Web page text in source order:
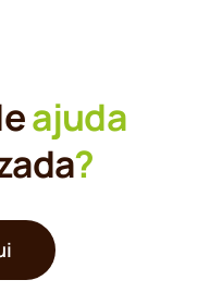
ajuda
?